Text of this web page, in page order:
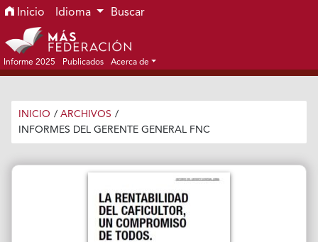
Ir al menú de navegación principal
Ir al contenido principal
Ir al pie de página del sitio
Inicio Idioma Buscar
Informe 2025 Publicados Acerca de
INICIO / ARCHIVOS /
INFORMES DEL GERENTE GENERAL FNC